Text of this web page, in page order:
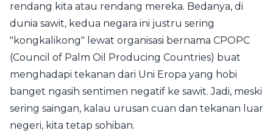
rendang kita atau rendang mereka. Bedanya, di
dunia sawit, kedua negara ini justru sering
"kongkalikong" lewat organisasi bernama CPOPC
(Council of Palm Oil Producing Countries) buat
menghadapi tekanan dari Uni Eropa yang hobi
banget ngasih sentimen negatif ke sawit. Jadi, meski
sering saingan, kalau urusan cuan dan tekanan luar
negeri, kita tetap sohiban.